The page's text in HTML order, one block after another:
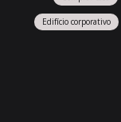
Edifício corporativo